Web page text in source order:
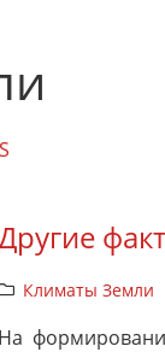
Климаты Земли
На